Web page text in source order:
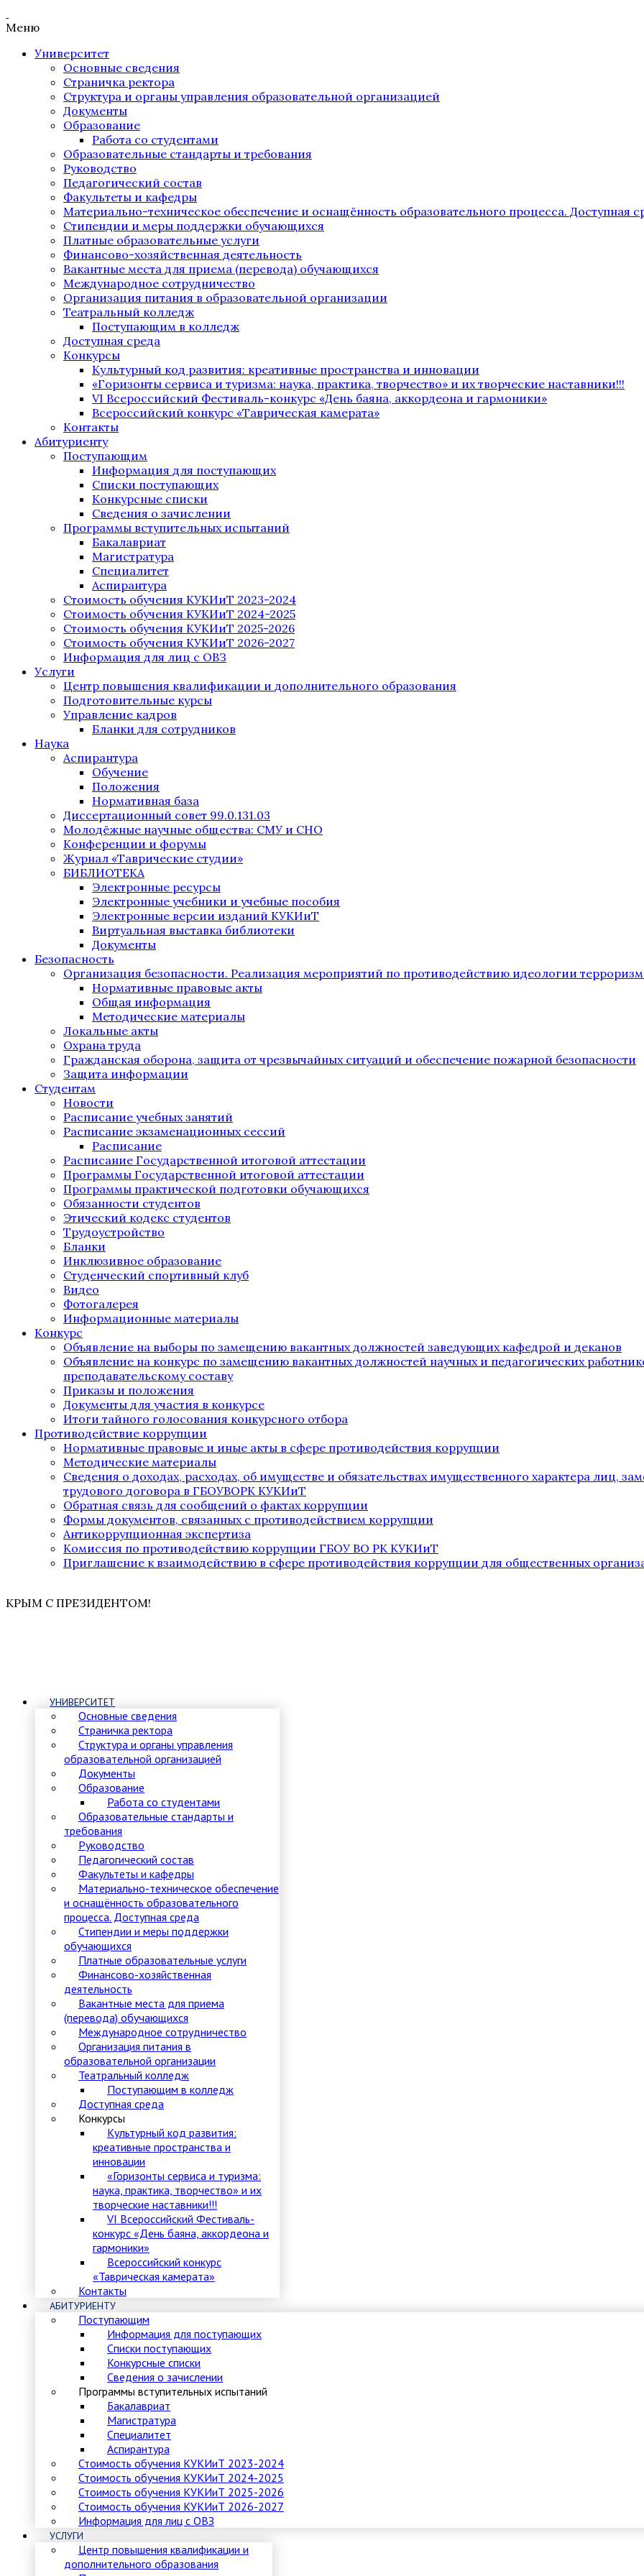
Меню
Университет
Основные сведения
Страничка ректора
Структура и органы управления образовательной организацией
Документы
Образование
Работа со студентами
Образовательные стандарты и требования
Руководство
Педагогический состав
Факультеты и кафедры
Материально-техническое обеспечение и оснащённость образовательного процесса. Доступная
Стипендии и меры поддержки обучающихся
Платные образовательные услуги
Финансово-хозяйственная деятельность
Вакантные места для приема (перевода) обучающихся
Международное сотрудничество
Организация питания в образовательной организации
Театральный колледж
Поступающим в колледж
Доступная среда
Конкурсы
Культурный код развития: креативные пространства и инновации
«Горизонты сервиса и туризма: наука, практика, творчество» и их творческие наставники!!!
VI Всероссийский Фестиваль-конкурс «День баяна, аккордеона и гармоники»
Всероссийский конкурс «Таврическая камерата»
Контакты
Абитуриенту
Поступающим
Информация для поступающих
Списки поступающих
Конкурсные списки
Сведения о зачислении
Программы вступительных испытаний
Бакалавриат
Магистратура
Специалитет
Аспирантура
Стоимость обучения КУКИиТ 2023-2024
Стоимость обучения КУКИиТ 2024-2025
Стоимость обучения КУКИиТ 2025-2026
Стоимость обучения КУКИиТ 2026-2027
Информация для лиц с ОВЗ
Услуги
Центр повышения квалификации и дополнительного образования
Подготовительные курсы
Управление кадров
Бланки для сотрудников
Наука
Аспирантура
Обучение
Положения
Нормативная база
Диссертационный совет 99.0.131.03
Молодёжные научные общества: СМУ и СНО
Конференции и форумы
Журнал «Таврические студии»
БИБЛИОТЕКА
Электронные ресурсы
Электронные учебники и учебные пособия
Электронные версии изданий КУКИиТ
Виртуальная выставка библиотеки
Документы
Безопасность
Организация безопасности. Реализация мероприятий по противодействию идеологии
Нормативные правовые акты
Общая информация
Методические материалы
Локальные акты
Охрана труда
Гражданская оборона, защита от чрезвычайных ситуаций и обеспечение пожарной безопасности
Защита информации
Студентам
Новости
Расписание учебных занятий
Расписание экзаменационных сессий
Расписание
Расписание Государственной итоговой аттестации
Программы Государственной итоговой аттестации
Программы практической подготовки обучающихся
Обязанности студентов
Этический кодекс студентов
Трудоустройство
Бланки
Инклюзивное образование
Студенческий спортивный клуб
Видео
Фотогалерея
Информационные материалы
Конкурс
Объявление на выборы по замещению вакантных должностей заведующих кафедрой и деканов
Объявление на конкурс по замещению вакантных должностей научных и педагогических
преподавательскому составу
Приказы и положения
Документы для участия в конкурсе
Итоги тайного голосования конкурсного отбора
Противодействие коррупции
Нормативные правовые и иные акты в сфере противодействия коррупции
Методические материалы
Сведения о доходах, расходах, об имуществе и обязательствах имущественного характера лиц,
трудового договора в ГБОУВОРК КУКИиТ
Обратная связь для сообщений о фактах коррупции
Формы документов, связанных с противодействием коррупции
Антикоррупционная экспертиза
Комиссия по противодействию коррупции ГБОУ ВО РК КУКИиТ
Приглашение к взаимодействию в сфере противодействия коррупции для общественных
КРЫМ С ПРЕЗИДЕНТОМ!
УНИВЕРСИТЕТ
Основные сведения
Страничка ректора
Структура и органы управления
образовательной организацией
Документы
Образование
Работа со студентами
Образовательные стандарты и
требования
Руководство
Педагогический состав
Факультеты и кафедры
Материально-техническое обеспечение
и оснащённость образовательного
процесса. Доступная среда
Стипендии и меры поддержки
обучающихся
Платные образовательные услуги
Финансово-хозяйственная
деятельность
Вакантные места для приема
(перевода) обучающихся
Международное сотрудничество
Организация питания в
образовательной организации
Театральный колледж
Поступающим в колледж
Доступная среда
Конкурсы
Культурный код развития:
креативные пространства и
инновации
«Горизонты сервиса и туризма:
наука, практика, творчество» и их
творческие наставники!!!
VI Всероссийский Фестиваль-
конкурс «День баяна, аккордеона и
гармоники»
Всероссийский конкурс
«Таврическая камерата»
Контакты
АБИТУРИЕНТУ
Поступающим
Информация для поступающих
Списки поступающих
Конкурсные списки
Сведения о зачислении
Программы вступительных испытаний
Бакалавриат
Магистратура
Специалитет
Аспирантура
Стоимость обучения КУКИиТ 2023-2024
Стоимость обучения КУКИиТ 2024-2025
Стоимость обучения КУКИиТ 2025-2026
Стоимость обучения КУКИиТ 2026-2027
Информация для лиц с ОВЗ
УСЛУГИ
Центр повышения квалификации и
дополнительного образования